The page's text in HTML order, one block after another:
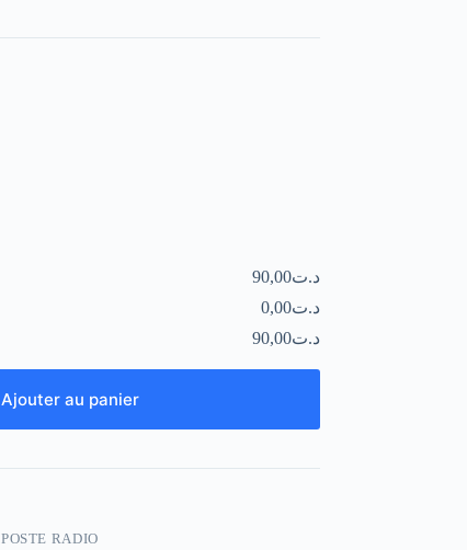
د.ت90,00
د.ت0,00
د.ت90,00
Ajouter au panier
POSTE RADIO